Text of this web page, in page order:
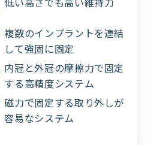
複数のインプラントを連結
して強固に固定
内冠と外冠の摩擦力で固定
する高精度システム
磁力で固定する取り外しが
容易なシステム